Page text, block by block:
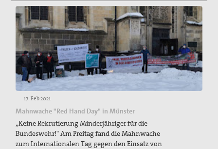
17. Feb 2021
Mahnwache "Red Hand Day" in Münster
„Keine Rekrutierung Minderjähriger für die
Bundeswehr!" Am Freitag fand die Mahnwache
zum Internationalen Tag gegen den Einsatz von